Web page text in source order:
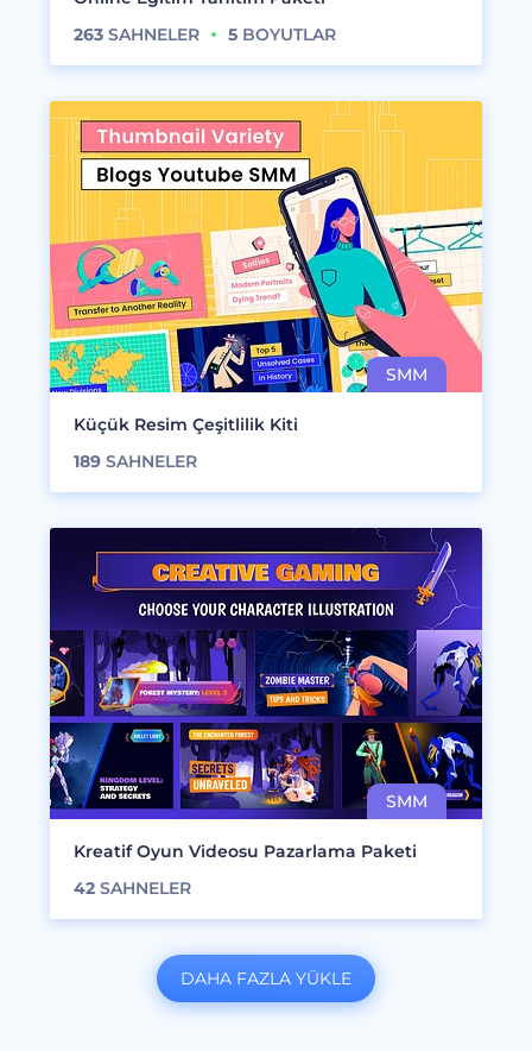
263 SAHNELER 5 BOYUTLAR
Küçük Resim Çeşitlilik Kiti
189 SAHNELER
Kreatif Oyun Videosu Pazarlama Paketi
42 SAHNELER
DAHA FAZLA YÜKLE